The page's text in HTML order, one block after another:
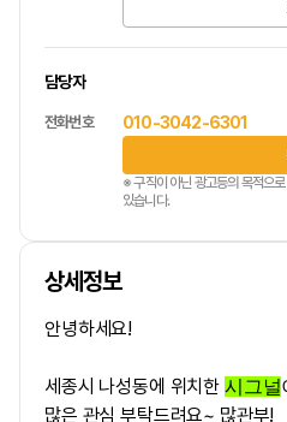
담당자
전화번호 010-3042-6301
※ 구직이 아닌 광고등의 목적으
있습니다.
상세정보
안녕하세요!
세종시 나성동에 위치한 시그널
많은 관심 부탁드려요~ 많관부!